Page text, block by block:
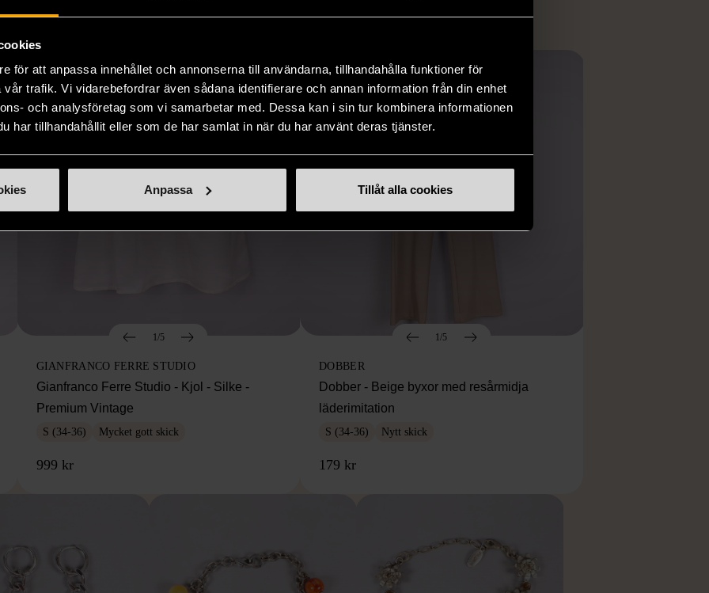
för att anpassa innehållet och annonserna till användarna, tillhandahålla funktioner för
trafik. Vi vidarebefordrar även sådana identifierare och annan information från din enhet
och analysföretag som vi samarbetar med. Dessa kan i sin tur kombinera informationen
har tillhandahållit eller som de har samlat in när du har använt deras tjänster.
Anpassa Tillåt alla cookies
1/5
GIANFRANCO FERRE STUDIO
Gianfranco Ferre Studio - Kjol - Silke -
Premium Vintage
S (34-36) Mycket gott skick
999 kr
1/5
DOBBER
Dobber - Beige byxor med resårmidja
läderimitation
S (34-36) Nytt skick
179 kr